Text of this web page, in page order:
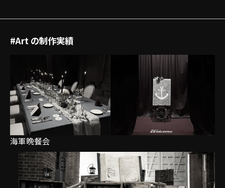
#Art の制作実績
海軍晩餐会
お問い合わせはこちら